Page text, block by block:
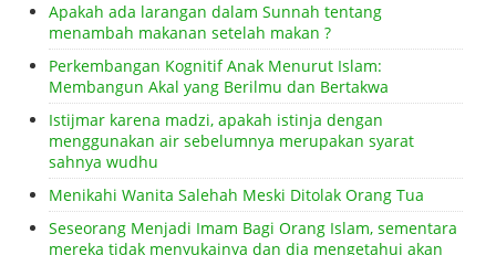
Apakah ada larangan dalam Sunnah tentang
menambah makanan setelah makan ?
Perkembangan Kognitif Anak Menurut Islam:
Membangun Akal yang Berilmu dan Bertakwa
Istijmar karena madzi, apakah istinja dengan
menggunakan air sebelumnya merupakan syarat
sahnya wudhu
Menikahi Wanita Salehah Meski Ditolak Orang Tua
Seseorang Menjadi Imam Bagi Orang Islam, sementara
mereka tidak menyukainya dan dia mengetahui akan